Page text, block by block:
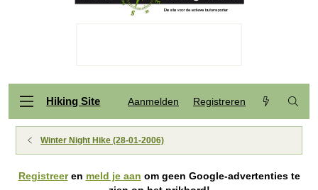
Hiking Site Aanmelden Registreren
Winter Night Hike (28-01-2006)
Registreeren meld je aan om geen Google-advertenties te